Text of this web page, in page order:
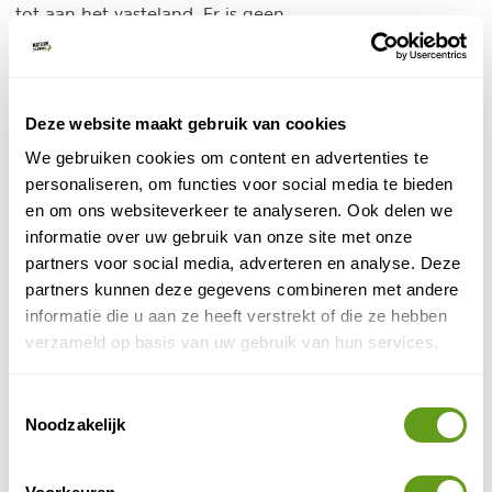
Deze website maakt gebruik van cookies
We gebruiken cookies om content en advertenties te
personaliseren, om functies voor social media te bieden
en om ons websiteverkeer te analyseren. Ook delen we
informatie over uw gebruik van onze site met onze
partners voor social media, adverteren en analyse. Deze
partners kunnen deze gegevens combineren met andere
informatie die u aan ze heeft verstrekt of die ze hebben
verzameld op basis van uw gebruik van hun services.
Noodzakelijk
tot aan het vasteland. Er is geen
overnachtingsmogelijkheid op de berg.
Eilandhoppen op Maat - Noord-Egeïsche eilanden
Individuele reis
Island hopping reizen naar Samos i.c.m. andere
eilanden zoals Ikaria. Alles is geregeld: vlucht,
transfer, evt. autohuur & accommodaties.
BEKIJK
By June - Samos
Individuele reis